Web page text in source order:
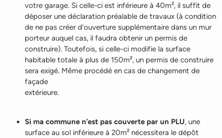
votre garage. Si celle-ci est inférieure à 40m², il suffit de
déposer une déclaration préalable de travaux (à condition
de ne pas créer d’ouverture supplémentaire dans un mur
porteur auquel cas, il faudra obtenir un permis de
construire). Toutefois, si celle-ci modifie la surface
habitable totale à plus de 150m², un permis de construire
sera exigé. Même procédé en cas de changement de
façade
Si ma commune n’est pas couverte par un PLU, une
surface au sol inférieure à 20m² nécessitera le dépôt